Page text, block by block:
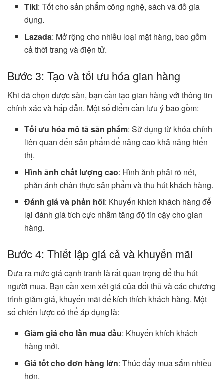
Tiki: Tốt cho sản phẩm công nghệ, sách và đồ gia
dụng.
Lazada: Mở rộng cho nhiều loại mặt hàng, bao gồm
cả thời trang và điện tử.
Bước 3: Tạo và tối ưu hóa gian hàng
Khi đã chọn được sàn, bạn cần tạo gian hàng với thông tin
chính xác và hấp dẫn. Một số điểm cần lưu ý bao gồm:
Tối ưu hóa mô tả sản phẩm: Sử dụng từ khóa chính
liên quan đến sản phẩm để nâng cao khả năng hiển
thị.
Hình ảnh chất lượng cao: Hình ảnh phải rõ nét,
phản ánh chân thực sản phẩm và thu hút khách hàng.
Đánh giá và phản hồi: Khuyến khích khách hàng để
lại đánh giá tích cực nhằm tăng độ tin cậy cho gian
hàng.
Bước 4: Thiết lập giá cả và khuyến mãi
Đưa ra mức giá cạnh tranh là rất quan trọng để thu hút
người mua. Bạn cần xem xét giá của đối thủ và các chương
trình giảm giá, khuyến mãi để kích thích khách hàng. Một
số chiến lược có thể áp dụng là:
Giảm giá cho lần mua đầu: Khuyến khích khách
hàng mới.
Giá tốt cho đơn hàng lớn: Thúc đẩy mua sắm nhiều
hơn.